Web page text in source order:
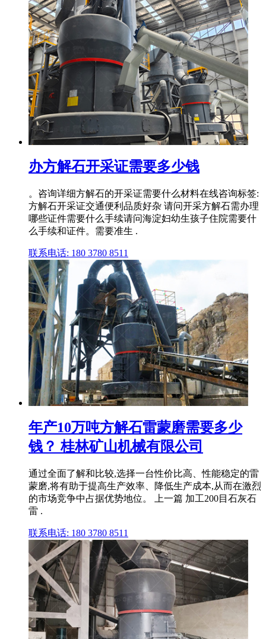
办方解石开采证需要多少钱
。咨询详细方解石的开采证需要什么材料在线咨询标签:
方解石开采证交通便利品质好杂 请问开采方解石需办理
哪些证件需要什么手续请问海淀妇幼生孩子住院需要什
么手续和证件。需要准生 .
联系电话: 180 3780 8511
年产10万吨方解石雷蒙磨需要多少
钱？ 桂林矿山机械有限公司
通过全面了解和比较,选择一台性价比高、性能稳定的雷
蒙磨,将有助于提高生产效率、降低生产成本,从而在激烈
的市场竞争中占据优势地位。 上一篇 加工200目石灰石
雷 .
联系电话: 180 3780 8511